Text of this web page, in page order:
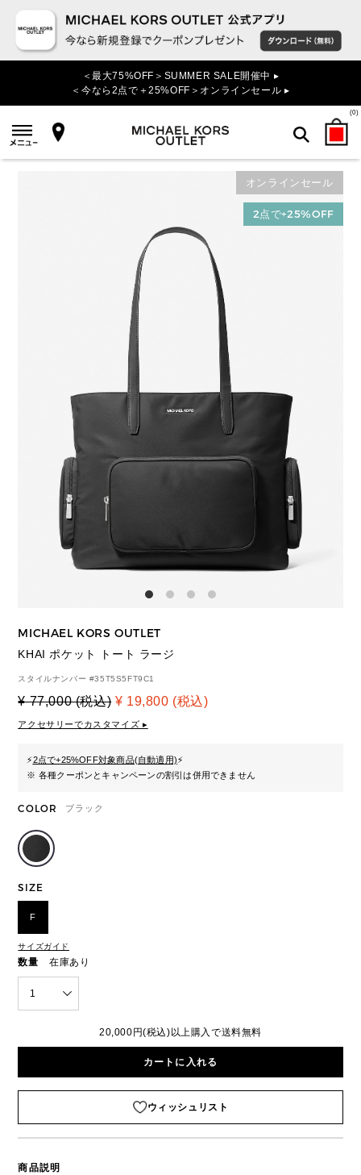
＜最大75%OFF＞SUMMER SALE開催中 ▸
＜今なら2点で＋25%OFF＞オンラインセール ▸
(0)
検索
オンラインセール
2点で+25%OFF
MICHAEL KORS OUTLET
KHAI ポケット トート ラージ
スタイルナンバー #35T5S5FT9C1
¥ 77,000 (税込) ¥ 19,800 (税込)
アクセサリーでカスタマイズ ▸
⚡2点で+25%OFF対象商品(自動適用)⚡
※ 各種クーポンとキャンペーンの割引は併用できません
COLOR ブラック
SIZE
F
サイズガイド
数量 在庫あり
1
20,000円(税込)以上購入で送料無料
カートに入れる
ウィッシュリスト
商品説明